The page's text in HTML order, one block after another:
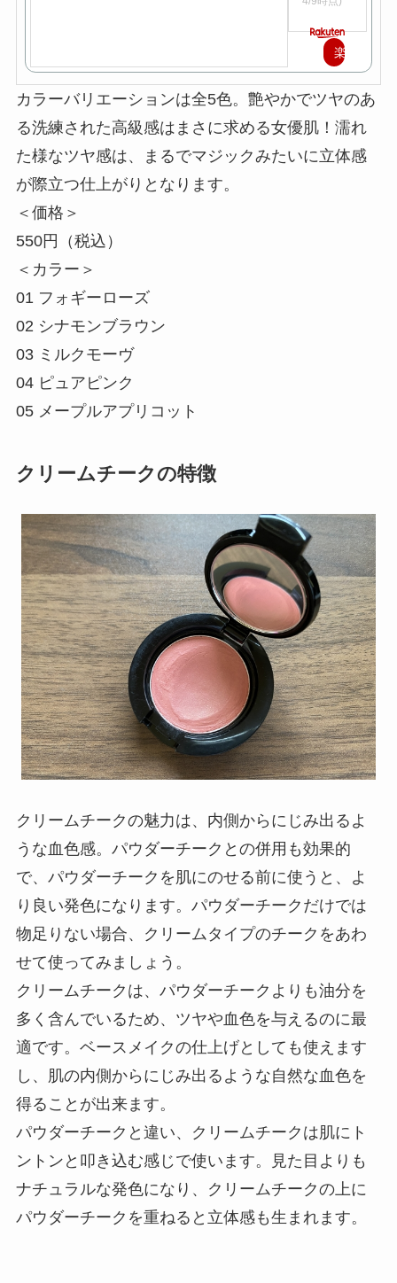
楽
で
購
入
カラーバリエーションは全5色。艶やかでツヤのあ
る洗練された高級感はまさに求める女優肌！濡れ
た様なツヤ感は、まるでマジックみたいに立体感
が際立つ仕上がりとなります。
＜価格＞
550円（税込）
＜カラー＞
01 フォギーローズ
02 シナモンブラウン
03 ミルクモーヴ
04 ピュアピンク
05 メープルアプリコット
クリームチークの特徴
クリームチークの魅力は、内側からにじみ出るよ
うな血色感。 パウダーチークとの併用も効果的
で、パウダーチークを肌にのせる前に使うと、よ
り良い発色になります。パウダーチークだけでは
物足りない場合、クリームタイプのチークをあわ
せて使ってみましょう。
クリームチークは、パウダーチークよりも油分を
多く含んでいるため、ツヤや血色を与えるのに最
適です。 ベースメイクの仕上げとしても使えます
し、肌の内側からにじみ出るような自然な血色を
得ることが出来ます。
パウダーチークと違い、クリームチークは肌にト
ントンと叩き込む感じで使います。見た目よりも
ナチュラルな発色になり、クリームチークの上に
パウダーチークを重ねると立体感も生まれます。